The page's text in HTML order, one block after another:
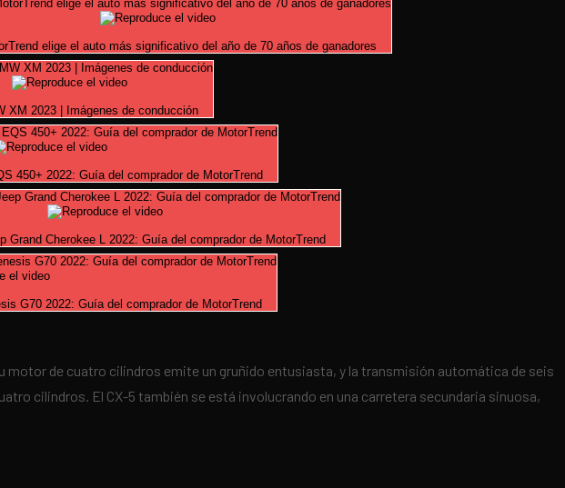
elige el auto más significativo del año de 70 años de ganadores
XM 2023 | Imágenes de conducción
450+ 2022: Guía del comprador de MotorTrend
Grand Cherokee L 2022: Guía del comprador de MotorTrend
G70 2022: Guía del comprador de MotorTrend
motor de cuatro cilindros emite un gruñido entusiasta, y la transmisión automática de seis
cilindros. El CX-5 también se está involucrando en una carretera secundaria sinuosa,